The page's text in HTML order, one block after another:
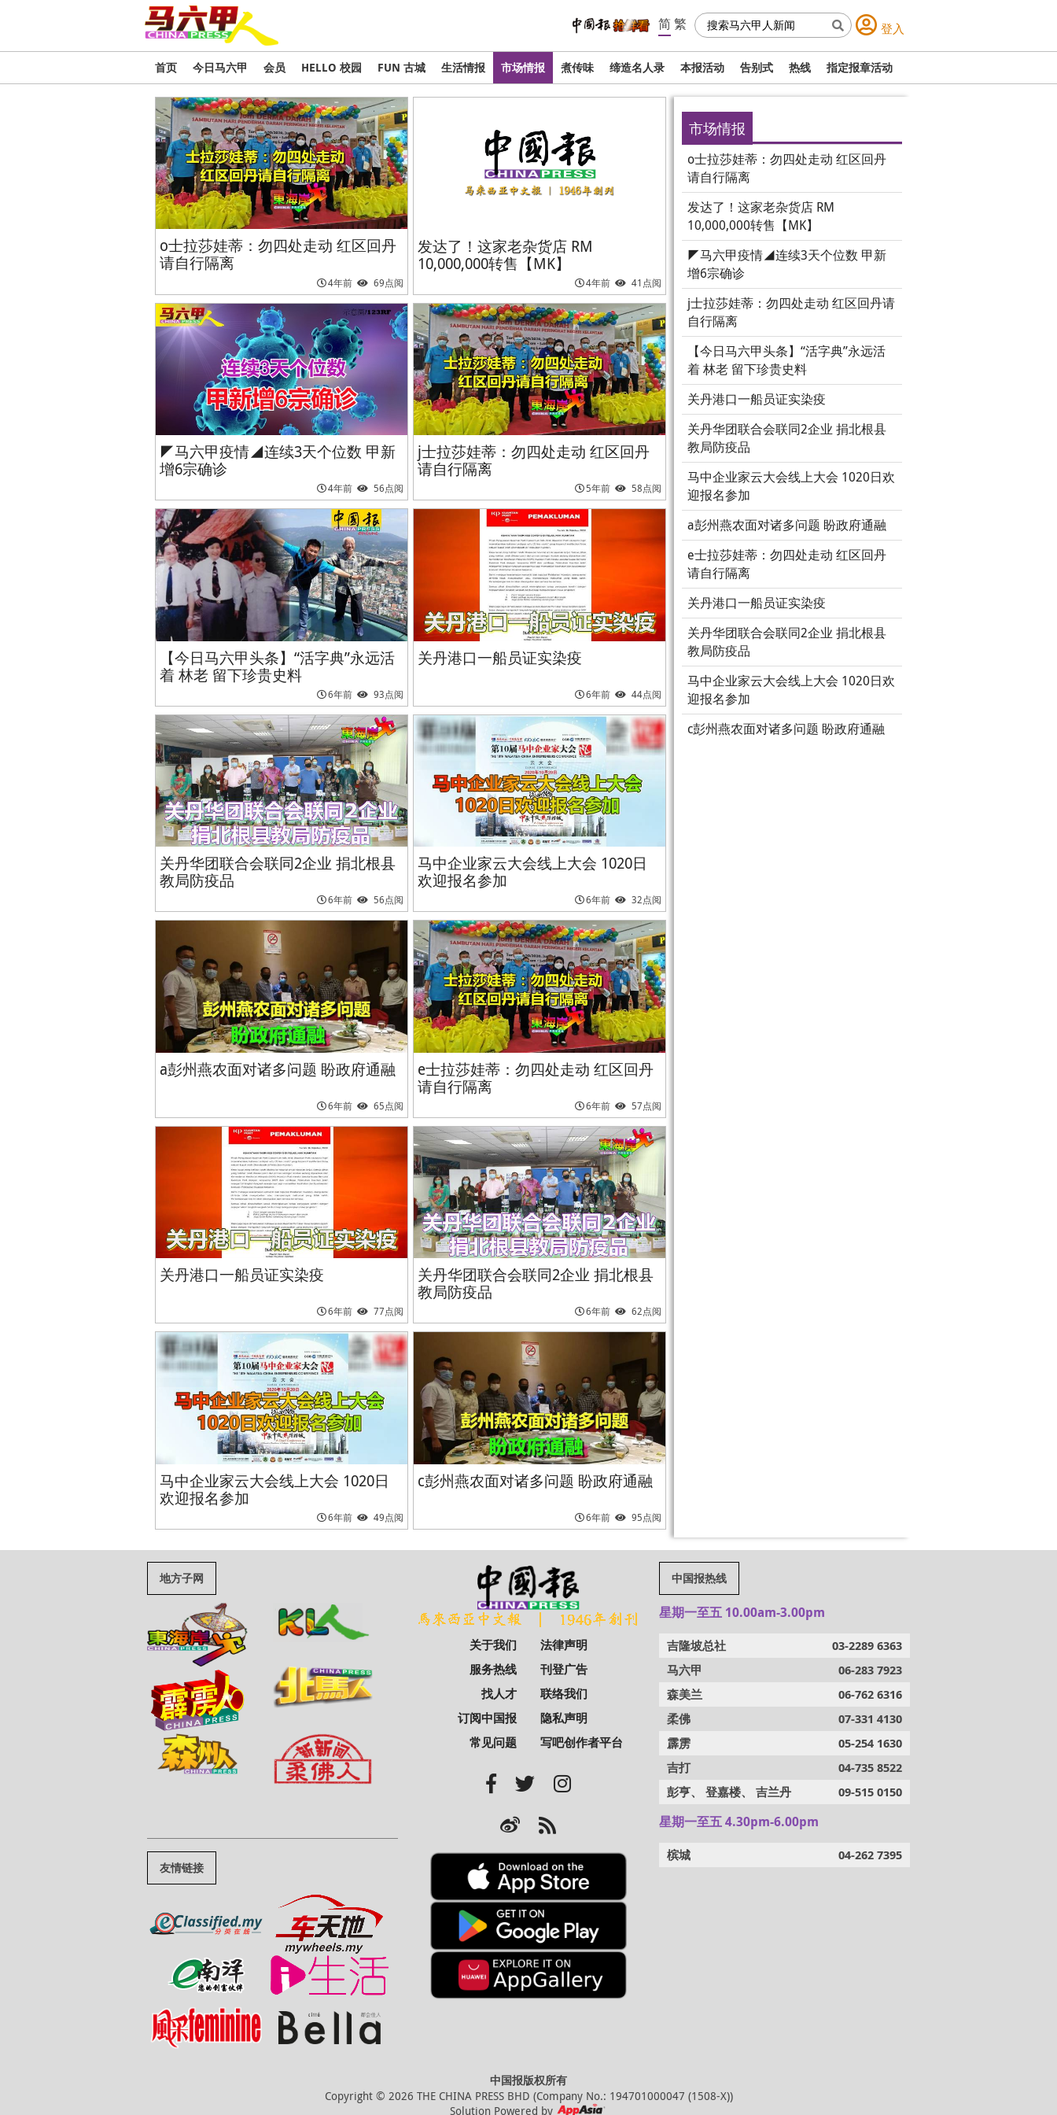
简 繁 登入
首页 今日马六甲 会员 HELLO 校园 FUN 古城 生活情报 市场情报 煮传味 缔造名人录 本报活动 告别式 热线 指定报章活动
o士拉莎娃蒂：勿四处走动 红区回丹
请自行隔离
4年前 69点阅
发达了！这家老杂货店 RM
10,000,000转售【MK】
4年前 41点阅
◤马六甲疫情◢连续3天个位数 甲新
增6宗确诊
4年前 56点阅
j士拉莎娃蒂：勿四处走动 红区回丹
请自行隔离
5年前 58点阅
【今日马六甲头条】“活字典”永远活
着 林老 留下珍贵史料
6年前 93点阅
关丹港口一船员证实染疫
6年前 44点阅
关丹华团联合会联同2企业 捐北根县
教局防疫品
6年前 56点阅
马中企业家云大会线上大会 1020日
欢迎报名参加
6年前 32点阅
a彭州燕农面对诸多问题 盼政府通融
6年前 65点阅
e士拉莎娃蒂：勿四处走动 红区回丹
请自行隔离
6年前 57点阅
关丹港口一船员证实染疫
6年前 77点阅
关丹华团联合会联同2企业 捐北根县
教局防疫品
6年前 62点阅
马中企业家云大会线上大会 1020日
欢迎报名参加
6年前 49点阅
c彭州燕农面对诸多问题 盼政府通融
6年前 95点阅
市场情报
o士拉莎娃蒂：勿四处走动 红区回丹
请自行隔离
发达了！这家老杂货店 RM
10,000,000转售【MK】
◤马六甲疫情◢连续3天个位数 甲新
增6宗确诊
j士拉莎娃蒂：勿四处走动 红区回丹请
自行隔离
【今日马六甲头条】“活字典”永远活
着 林老 留下珍贵史料
关丹港口一船员证实染疫
关丹华团联合会联同2企业 捐北根县
教局防疫品
马中企业家云大会线上大会 1020日欢
迎报名参加
a彭州燕农面对诸多问题 盼政府通融
e士拉莎娃蒂：勿四处走动 红区回丹
请自行隔离
关丹港口一船员证实染疫
关丹华团联合会联同2企业 捐北根县
教局防疫品
马中企业家云大会线上大会 1020日欢
迎报名参加
c彭州燕农面对诸多问题 盼政府通融
地方子网
友情链接
关于我们
服务热线
找人才
订阅中国报
常见问题
法律声明
刊登广告
联络我们
隐私声明
写吧创作者平台
中国报热线
星期一至五 10.00am-3.00pm
吉隆坡总社
03-2289 6363
马六甲
06-283 7923
森美兰
06-762 6316
柔佛
07-331 4130
霹雳
05-254 1630
吉打
04-735 8522
彭亨、 登嘉楼、 吉兰丹
09-515 0150
星期一至五 4.30pm-6.00pm
槟城 04-262 7395
中国报版权所有
Copyright © 2026 THE CHINA PRESS BHD (Company No.: 194701000047 (1508-X))
Solution Powered by